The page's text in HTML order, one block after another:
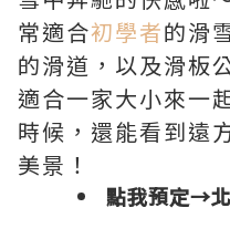
常適合初學者的滑
的滑道，以及滑板
適合一家大小來一
時候，還能看到遠
美景！
點我預定→